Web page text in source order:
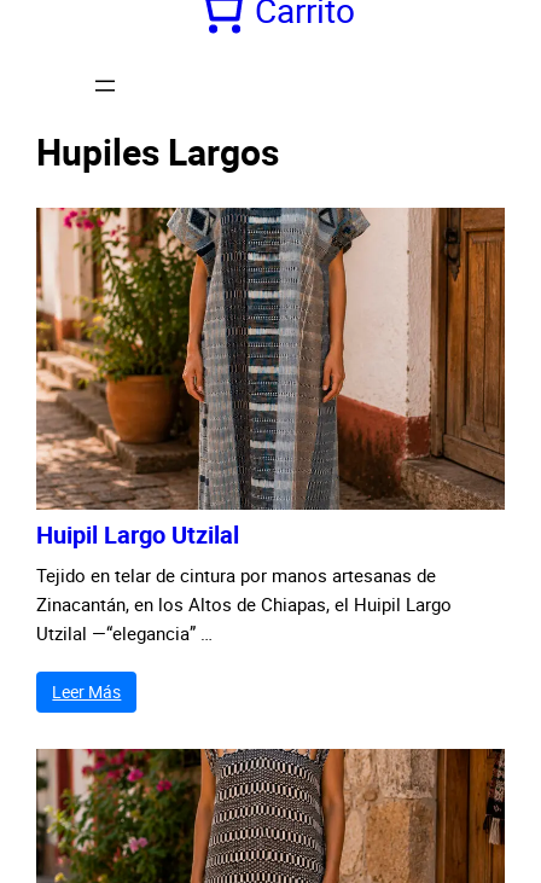
Carrito
Hupiles Largos
Huipil Largo Utzilal
Tejido en telar de cintura por manos artesanas de
Zinacantán, en los Altos de Chiapas, el Huipil Largo
Utzilal —“elegancia” …
Leer Más